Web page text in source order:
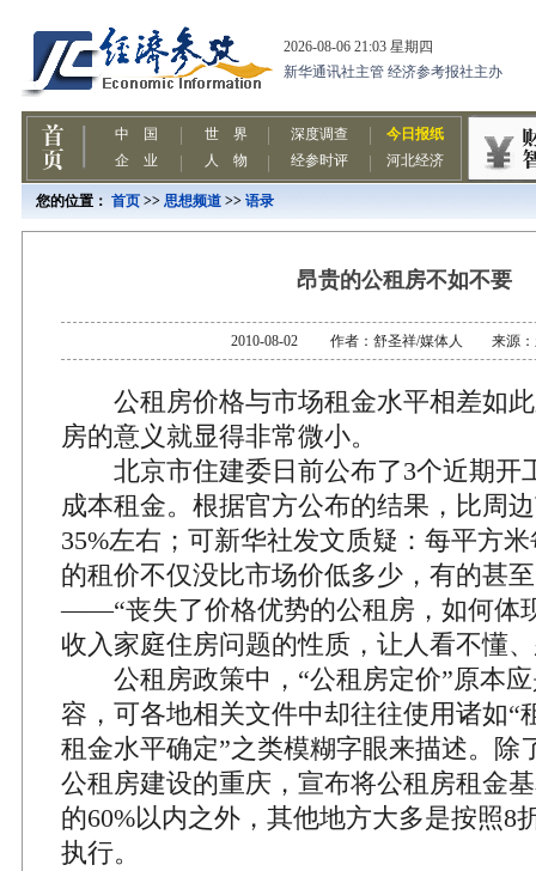
您的位置： 首页 >> 思想频道 >> 语录
昂贵的公租房不如不要
2010-08-02 作者：舒圣祥/媒体人 来源：
公租房价格与市场租金水平相差如此
房的意义就显得非常微小。
北京市住建委日前公布了3个近期开
成本租金。根据官方公布的结果，比周
35%左右；可新华社发文质疑：每平方
的租价不仅没比市场价低多少，有的甚
——“丧失了价格优势的公租房，如何体
收入家庭住房问题的性质，让人看不懂
公租房政策中，“公租房定价”原本应
容，可各地相关文件中却往往使用诸如“
租金水平确定”之类模糊字眼来描述。除
公租房建设的重庆，宣布将公租房租金
的60%以内之外，其他地方大多是按照8
执行。